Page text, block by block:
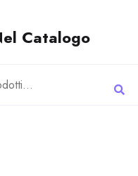
Catalogo